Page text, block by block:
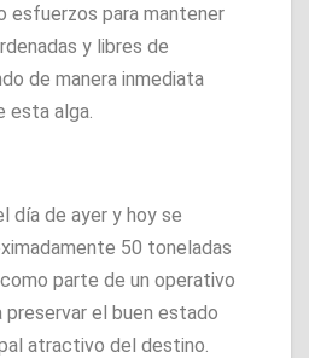
esfuerzos para mantener
y libres de
de manera inmediata
esta alga.
día de ayer y hoy se
50 toneladas
parte de un operativo
el buen estado
atractivo del destino.